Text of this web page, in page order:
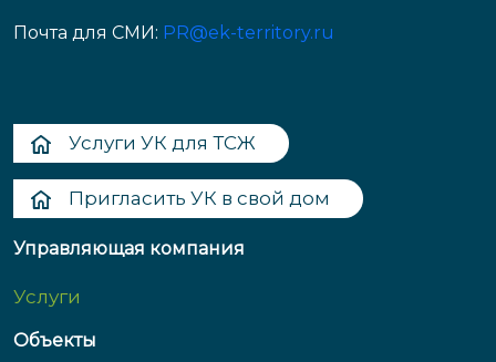
Почта для СМИ: PR@ek-territory.ru
Услуги УК для ТСЖ
Пригласить УК в свой дом
Управляющая компания
Услуги
Объекты